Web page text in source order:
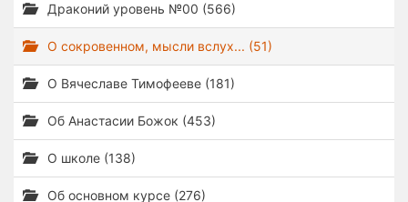
Драконий уровень №00 (566)
О сокровенном, мысли вслух... (51)
О Вячеславе Тимофееве (181)
Об Анастасии Божок (453)
О школе (138)
Об основном курсе (276)